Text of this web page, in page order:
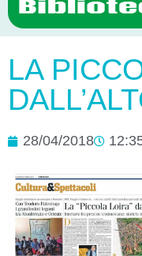
LA
28/04/2018